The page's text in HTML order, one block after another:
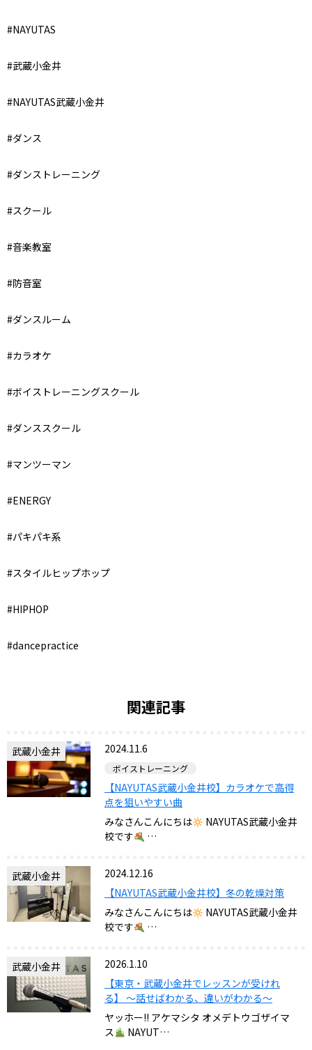
#NAYUTAS
#武蔵小金井
#NAYUTAS武蔵小金井
#ダンス
#ダンストレーニング
#スクール
#音楽教室
#防音室
#ダンスルーム
#カラオケ
#ボイストレーニングスクール
#ダンススクール
#マンツーマン
#ENERGY
#パキパキ系
#スタイルヒップホップ
#HIPHOP
#dancepractice
関連記事
武蔵小金井 2024.11.6
ボイストレーニング
【NAYUTAS武蔵小金井校】カラオケで高得
点を狙いやすい曲
みなさんこんにちは‪
‬ NAYUTAS武蔵小金井
校です
…
武蔵小金井
2024.12.16
【NAYUTAS武蔵小金井校】冬の乾燥対策
みなさんこんにちは‪
‬ NAYUTAS武蔵小金井
校です
…
武蔵小金井
2026.1.10
【東京・武蔵小金井でレッスンが受けれ
る】 ～話せばわかる、違いがわかる～
ヤッホー!! アケマシタ オメデトウゴザイマ
ス
NAYUT…